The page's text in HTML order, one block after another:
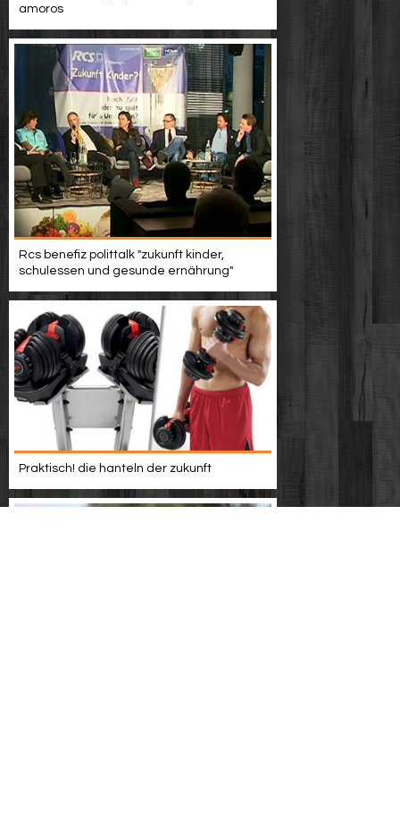
amoros
Rcs benefiz polittalk "zukunft kinder,
schulessen und gesunde ernährung"
Praktisch! die hanteln der zukunft